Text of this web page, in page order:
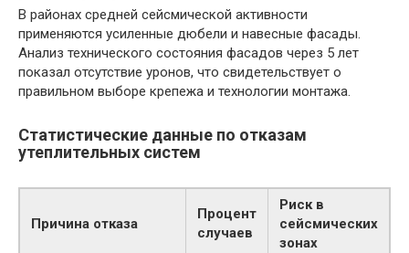
В районах средней сейсмической активности
применяются усиленные дюбели и навесные фасады.
Анализ технического состояния фасадов через 5 лет
показал отсутствие уронов, что свидетельствует о
правильном выборе крепежа и технологии монтажа.
Статистические данные по отказам
утеплительных систем
Причина отказа
Процент
случаев
Риск в
сейсмических
зонах